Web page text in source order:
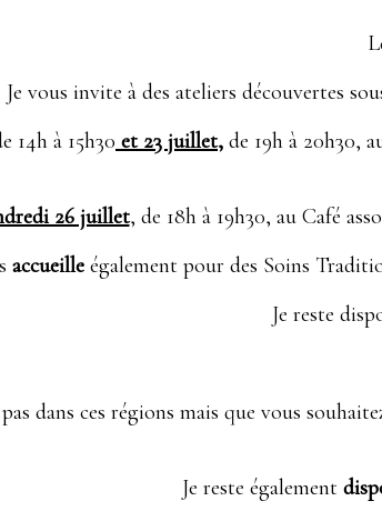
Je vous invite à des ateliers découvertes
14h à 15h30 et 23 juillet, de 19h à 20h30,
26 juillet, de 18h à 19h30, au Café
accueilleégalement pour des Soins
Je reste
dans ces régions mais que vous
Je reste également